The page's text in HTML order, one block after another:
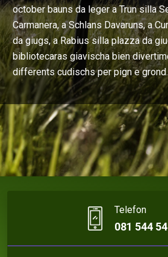
october bauns da leger a Trun silla
Carmanera, a Schlans Davaruns, a
da giugs, a Rabius silla plazza da
bibliotecaras giavischa bien
differents cudischs per pign e grond.
Telefon
081 544